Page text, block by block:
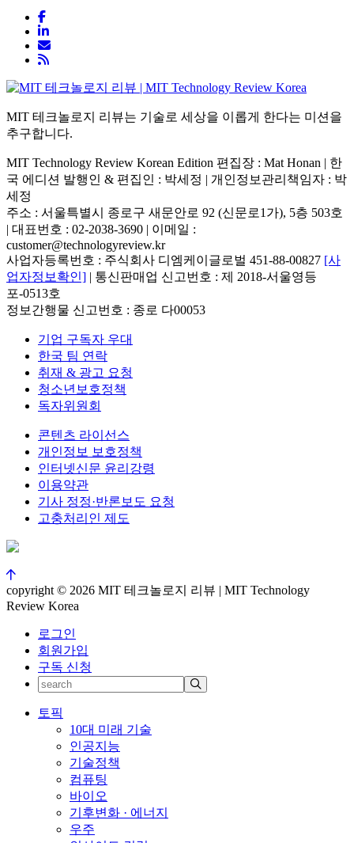
MIT 테크놀로지 리뷰는 기술로 세상을 이롭게 한다는 미션을
추구합니다.
MIT Technology Review Korean Edition 편집장 : Mat Honan | 한
국 에디션 발행인 & 편집인 : 박세정 | 개인정보관리책임자 : 박
세정
주소 : 서울특별시 종로구 새문안로 92 (신문로1가), 5층 503호
| 대표번호 : 02-2038-3690 | 이메일 :
customer@technologyreview.kr
사업자등록번호 : 주식회사 디엠케이글로벌 451-88-00827 [사
업자정보확인] | 통신판매업 신고번호 : 제 2018-서울영등
포-0513호
정보간행물 신고번호 : 종로 다00053
기업 구독자 우대
한국 팀 연락
취재 & 광고 요청
청소년보호정책
독자위원회
콘텐츠 라이선스
개인정보 보호정책
인터넷신문 윤리강령
이용약관
기사 정정·반론보도 요청
고충처리인 제도
copyright © 2026 MIT 테크놀로지 리뷰 | MIT Technology
Review Korea
로그인
회원가입
구독 신청
토픽
10대 미래 기술
인공지능
기술정책
컴퓨팅
바이오
기후변화 · 에너지
우주